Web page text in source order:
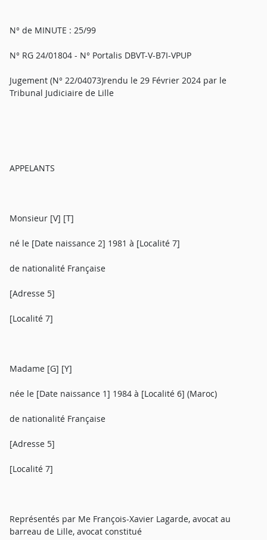
N° de MINUTE : 25/99
N° RG 24/01804 - N° Portalis DBVT-V-B7I-VPUP
Jugement (N° 22/04073)rendu le 29 Février 2024 par le
Tribunal Judiciaire de Lille
APPELANTS
Monsieur [V] [T]
né le [Date naissance 2] 1981 à [Localité 7]
de nationalité Française
[Adresse 5]
[Localité 7]
Madame [G] [Y]
née le [Date naissance 1] 1984 à [Localité 6] (Maroc)
de nationalité Française
[Adresse 5]
[Localité 7]
Représentés par Me François-Xavier Lagarde, avocat au
barreau de Lille, avocat constitué